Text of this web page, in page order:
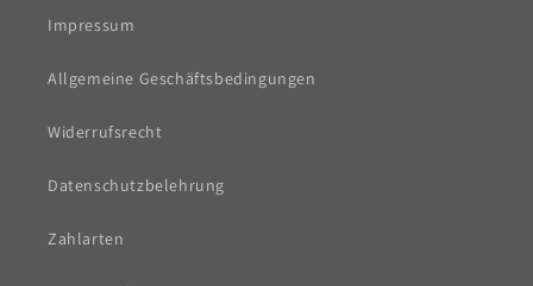
Impressum
Allgemeine Geschäftsbedingungen
Widerrufsrecht
Datenschutzbelehrung
Zahlarten